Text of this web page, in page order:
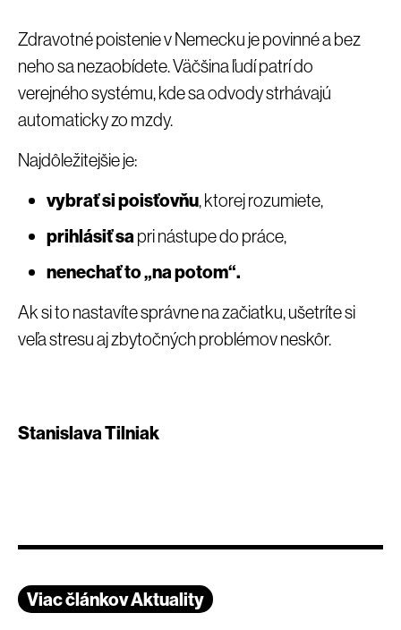
Zdravotné poistenie v Nemecku je povinné a bez
neho sa nezaobídete. Väčšina ľudí patrí do
verejného systému, kde sa odvody strhávajú
automaticky zo mzdy.
Najdôležitejšie je:
vybrať si poisťovňu, ktorej rozumiete,
prihlásiť sapri nástupe do práce,
nenechať to „na potom“.
Ak si to nastavíte správne na začiatku, ušetríte si
veľa stresu aj zbytočných problémov neskôr.
Stanislava Tilniak
Viac článkov Aktuality